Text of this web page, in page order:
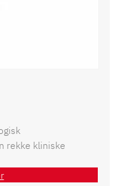
rekke kliniske